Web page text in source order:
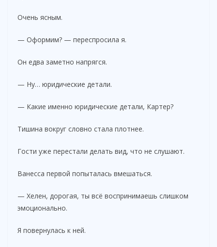
Очень ясным.
— Оформим? — переспросила я.
Он едва заметно напрягся.
— Ну… юридические детали.
— Какие именно юридические детали, Картер?
Тишина вокруг словно стала плотнее.
Гости уже перестали делать вид, что не слушают.
Ванесса первой попыталась вмешаться.
— Хелен, дорогая, ты всё воспринимаешь слишком
эмоционально.
Я повернулась к ней.